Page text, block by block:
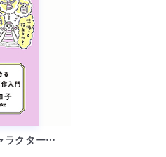
７日でできるキャラクター創作入門